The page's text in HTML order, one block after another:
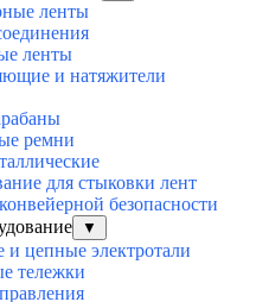
ленты
ленты
и натяжители
ремни
для стыковки лент
безопасности
▼
и цепные электротали
тележки